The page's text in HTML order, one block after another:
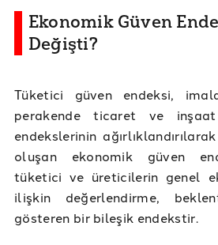
Ekonomik Güven
Değişti?
Tüketici güven endeksi,
perakende ticaret ve
endekslerinin
oluşan ekonomik güven
tüketici ve üreticilerin genel
ilişkin değerlendirme,
gösteren bir bileşik endekstir.